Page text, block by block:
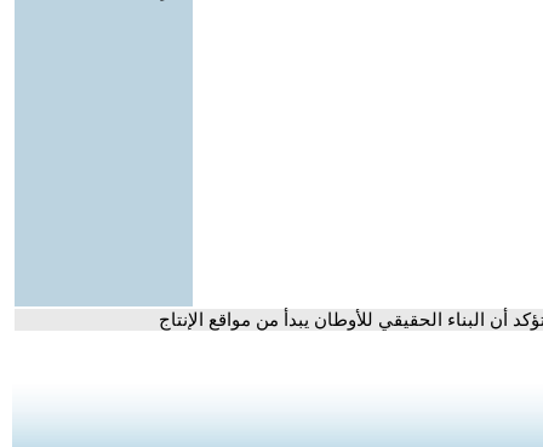
أن البناء الحقيقي للأوطان يبدأ من مواقع الإنتاج